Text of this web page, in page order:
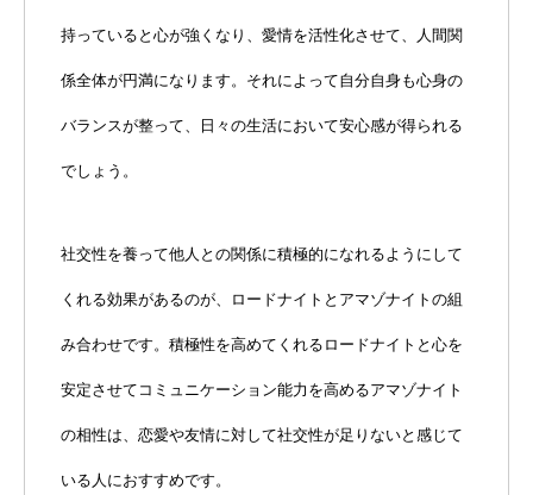
持っていると心が強くなり、愛情を活性化させて、人間関
係全体が円満になります。それによって自分自身も心身の
バランスが整って、日々の生活において安心感が得られる
でしょう。
社交性を養って他人との関係に積極的になれるようにして
くれる効果があるのが、ロードナイトとアマゾナイトの組
み合わせです。積極性を高めてくれるロードナイトと心を
安定させてコミュニケーション能力を高めるアマゾナイト
の相性は、恋愛や友情に対して社交性が足りないと感じて
いる人におすすめです。